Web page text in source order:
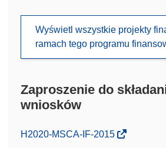
Wyświetl wszystkie projekty
ramach tego programu
Zaproszenie do
wniosków
(odnośnik
H2020-MSCA-IF-2015